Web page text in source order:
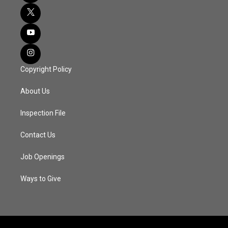
Copyright Policy
About Us
Inspection File
Contact Us
Job Openings
Ways to Give